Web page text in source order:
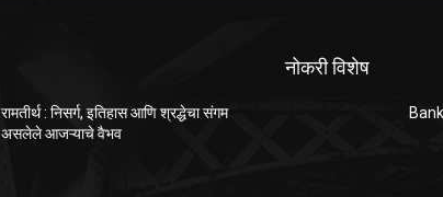
रामतीर्थ : निसर्ग, इतिहास आणि श्रद्धेचा संगम
असलेले आजऱ्याचे वैभव
नोकरी विशेष